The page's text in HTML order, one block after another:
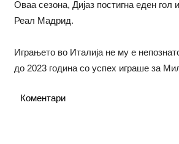
Оваа сезона, Дијаз постигна еден гол
Реал Мадрид.
Играњето во Италија не му е
до 2023 година со успех играше за
Коментари